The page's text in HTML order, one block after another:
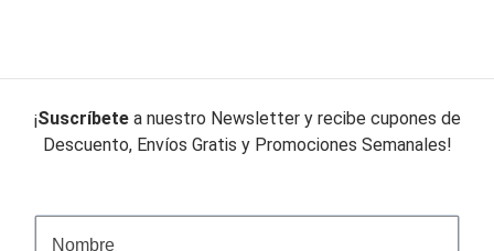
¡Suscríbete a nuestro Newsletter y recibe cupones de
Descuento, Envíos Gratis y Promociones Semanales!